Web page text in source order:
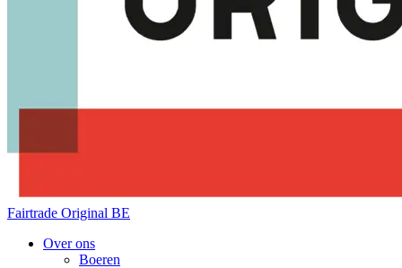
Fairtrade Original BE
Over ons
Boeren